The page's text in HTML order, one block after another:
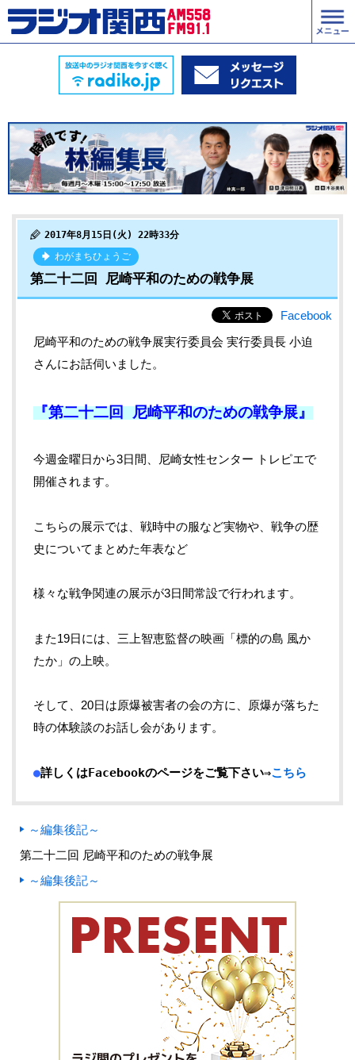
2017年8月15日(火) 22時33分
わがまちひょうご
第二十二回 尼崎平和のための戦争展
Facebook
尼崎平和のための戦争展実行委員会 実行委員長 小迫
さんにお話伺いました。
『第二十二回 尼崎平和のための戦争展』
今週金曜日から3日間、尼崎女性センター トレピエで
開催されます。
こちらの展示では、戦時中の服など実物や、戦争の歴
史についてまとめた年表など
様々な戦争関連の展示が3日間常設で行われます。
また19日には、三上智恵監督の映画「標的の島 風か
たか」の上映。
そして、20日は原爆被害者の会の方に、原爆が落ちた
時の体験談のお話し会があります。
●詳しくはFacebookのページをご覧下さい⇒こちら
～編集後記～
第二十二回 尼崎平和のための戦争展
～編集後記～